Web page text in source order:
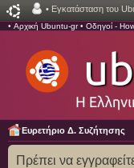
• Εγκατάσταση του
• Αρχική Ubuntu-gr• Οδηγοί -
Ευρετήριο Δ. Συζήτησης
Πρέπει να